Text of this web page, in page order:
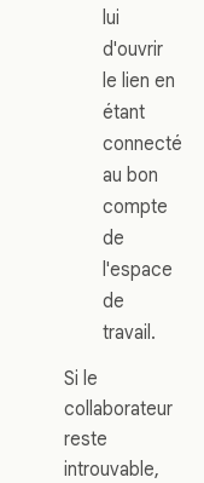
lui
d'ouvrir
le lien en
étant
connecté
au bon
compte
de
l'espace
de
travail.
Si le
collaborateur
reste
introuvable,